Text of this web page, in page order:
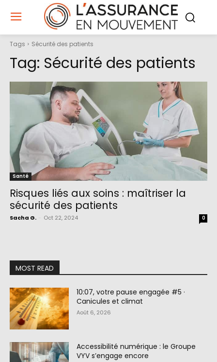
Tags Sécurité des patients
Tag: Sécurité des patients
Santé
Risques liés aux soins : maîtriser la
sécurité des patients
Sacha G. Oct 22, 2024 0
MOST READ
10:07, votre pause engagée #5 ·
Canicules et climat
Août 6, 2026
Accessibilité numérique : le Groupe
VYV s’engage encore